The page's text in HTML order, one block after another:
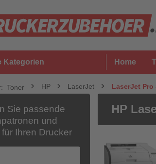
Kategorien Home
Toner HP LaserJet LaserJet Pro
Sie passende
und
für Ihren Drucker
HP